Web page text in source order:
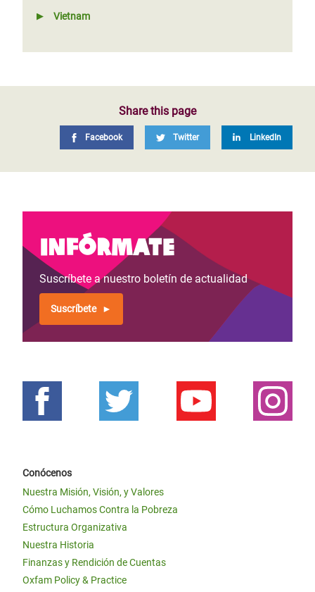
Vietnam
Share this page
Facebook Twitter LinkedIn
Infórmate
Suscríbete a nuestro boletín de actualidad
Suscríbete
Conócenos
Nuestra Misión, Visión, y Valores
Cómo Luchamos Contra la Pobreza
Estructura Organizativa
Nuestra Historia
Finanzas y Rendición de Cuentas
Oxfam Policy & Practice